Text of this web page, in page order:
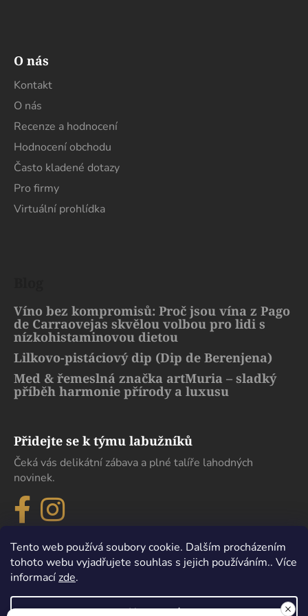
Tento web používá soubory cookie. Dalším procházením
tohoto webu vyjadřujete souhlas s jejich používáním.. Více
informacízde.
Nastavení
O nás
Kontakt
O nás
Recenze a hodnocení
Hodnocení obchodu
Často kladené dotazy
Pro firmy
Virtuální prohlídka
Víno bez kompromisů: Proč jsou vína z Pago
de Carraovejas skvělou volbou pro lidi s
nízkohistaminovou dietou
Lilkovo-pistáciový dip (Dip de Berenjena)
Med & řemeslná značka artMuria – sladký
příběh harmonie přírody a luxusu
Přidejte se k týmu labužníků
Čeká vás delikátní zábava a plné talíře lahodných
novinek.